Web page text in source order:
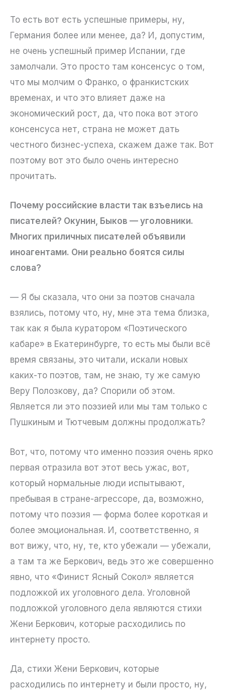
То есть вот есть успешные примеры, ну,
Германия более или менее, да? И, допустим,
не очень успешный пример Испании, где
замолчали. Это просто там консенсус о том,
что мы молчим о Франко, о франкистских
временах, и что это влияет даже на
экономический рост, да, что пока вот этого
консенсуса нет, страна не может дать
честного бизнес-успеха, скажем даже так. Вот
поэтому вот это было очень интересно
прочитать.
Почему российские власти так взъелись на
писателей? Окунин, Быков — уголовники.
Многих приличных писателей объявили
иноагентами. Они реально боятся силы
слова?
— Я бы сказала, что они за поэтов сначала
взялись, потому что, ну, мне эта тема близка,
так как я была куратором «Поэтического
кабаре» в Екатеринбурге, то есть мы были всё
время связаны, это читали, искали новых
каких-то поэтов, там, не знаю, ту же самую
Веру Полозкову, да? Спорили об этом.
Является ли это поэзией или мы там только с
Пушкиным и Тютчевым должны продолжать?
Вот, что, потому что именно поэзия очень ярко
первая отразила вот этот весь ужас, вот,
который нормальные люди испытывают,
пребывая в стране-агрессоре, да, возможно,
потому что поэзия — форма более короткая и
более эмоциональная. И, соответственно, я
вот вижу, что, ну, те, кто убежали — убежали,
а там та же Беркович, ведь это же совершенно
явно, что «Финист Ясный Сокол» является
подложкой их уголовного дела. Уголовной
подложкой уголовного дела являются стихи
Жени Беркович, которые расходились по
интернету просто.
Да, стихи Жени Беркович, которые
расходились по интернету и были просто, ну,